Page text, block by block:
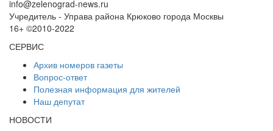
info@zelenograd-news.ru
Учредитель - Управа района Крюково города Москвы
16+ ©2010-2022
СЕРВИС
Архив номеров газеты
Вопрос-ответ
Полезная информация для жителей
Наш депутат
НОВОСТИ